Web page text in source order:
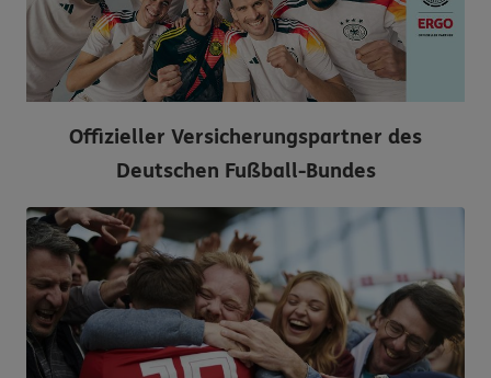
Offizieller Versicherungspartner des
Deutschen Fußball-Bundes